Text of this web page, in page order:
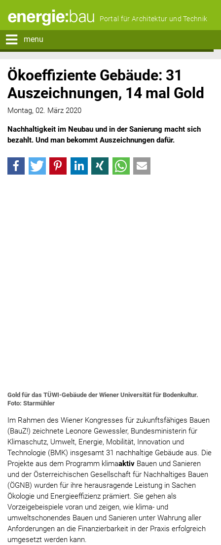
Portal für Architektur und Technik
menu
Ökoeffiziente Gebäude: 31
Auszeichnungen, 14 mal Gold
Montag, 02. März 2020
Nachhaltigkeit im Neubau und in der Sanierung macht sich
bezahlt. Und man bekommt Auszeichnungen dafür.
Gold für das TÜWI-Gebäude der Wiener Universität für Bodenkultur.
Foto: Starmühler
Im Rahmen des Wiener Kongresses für zukunftsfähiges Bauen
(BauZ!) zeichnete Leonore Gewessler, Bundesministerin für
Klimaschutz, Umwelt, Energie, Mobilität, Innovation und
Technologie (BMK) insgesamt 31 nachhaltige Gebäude aus. Die
Projekte aus dem Programm klimaaktiv Bauen und Sanieren
und der Österreichischen Gesellschaft für Nachhaltiges Bauen
(ÖGNB) wurden für ihre herausragende Leistung in Sachen
Ökologie und Energieeffizienz prämiert. Sie gehen als
Vorzeigebeispiele voran und zeigen, wie klima- und
umweltschonendes Bauen und Sanieren unter Wahrung aller
Anforderungen an die Finanzierbarkeit in der Praxis erfolgreich
umgesetzt werden kann.